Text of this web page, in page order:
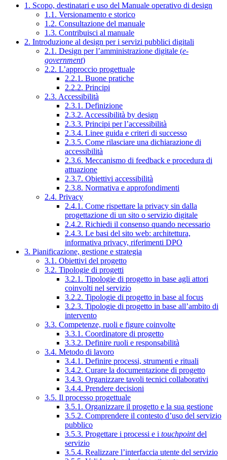
1. Scopo, destinatari e uso del Manuale operativo di design
1.1. Versionamento e storico
1.2. Consultazione del manuale
1.3. Contribuisci al manuale
2. Introduzione al design per i servizi pubblici digitali
2.1. Design per l’amministrazione digitale (e-
government)
2.2. L’approccio progettuale
2.2.1. Buone pratiche
2.2.2. Principi
2.3. Accessibilità
2.3.1. Definizione
2.3.2. Accessibilità by design
2.3.3. Principi per l’accessibilità
2.3.4. Linee guida e criteri di successo
2.3.5. Come rilasciare una dichiarazione di
accessibilità
2.3.6. Meccanismo di feedback e procedura di
attuazione
2.3.7. Obiettivi accessibilità
2.3.8. Normativa e approfondimenti
2.4. Privacy
2.4.1. Come rispettare la privacy sin dalla
progettazione di un sito o servizio digitale
2.4.2. Richiedi il consenso quando necessario
2.4.3. Le basi del sito web: architettura,
informativa privacy, riferimenti DPO
3. Pianificazione, gestione e strategia
3.1. Obiettivi del progetto
3.2. Tipologie di progetti
3.2.1. Tipologie di progetto in base agli attori
coinvolti nel servizio
3.2.2. Tipologie di progetto in base al focus
3.2.3. Tipologie di progetto in base all’ambito di
intervento
3.3. Competenze, ruoli e figure coinvolte
3.3.1. Coordinatore di progetto
3.3.2. Definire ruoli e responsabilità
3.4. Metodo di lavoro
3.4.1. Definire processi, strumenti e rituali
3.4.2. Curare la documentazione di progetto
3.4.3. Organizzare tavoli tecnici collaborativi
3.4.4. Prendere decisioni
3.5. Il processo progettuale
3.5.1. Organizzare il progetto e la sua gestione
3.5.2. Comprendere il contesto d’uso del servizio
pubblico
3.5.3. Progettare i processi e i touchpointdel
servizio
3.5.4. Realizzare l’interfaccia utente del servizio